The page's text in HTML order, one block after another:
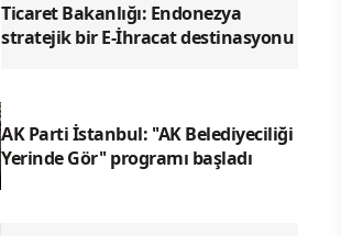
Ticaret Bakanlığı: Endonezya
stratejik bir E-İhracat destinasyonu
AK Parti İstanbul: ''AK Belediyeciliği
Yerinde Gör'' programı başladı